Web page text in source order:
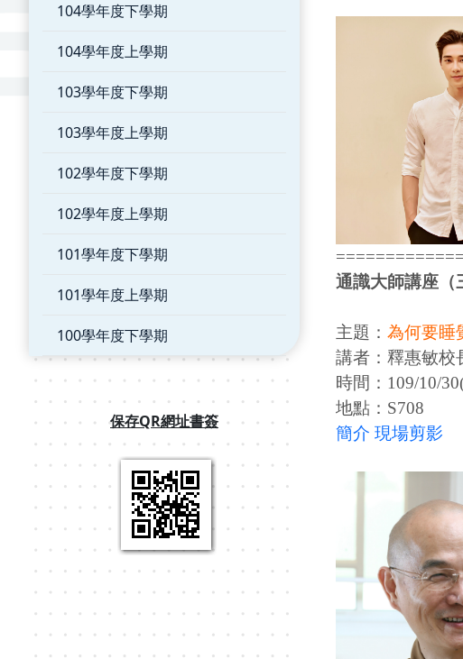
104學年度下學期
104學年度上學期
103學年度下學期
103學年度上學期
102學年度下學期
102學年度上學期
101學年度下學期
101學年度上學期
100學年度下學期
保存QR網址書簽
通識大師講座（
主題： 為何要睡
講者：釋惠敏校
時間：109/10/
地點：S708
簡介 現場剪影